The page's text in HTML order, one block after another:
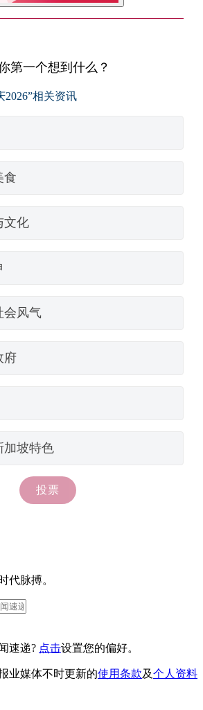
代脉搏。
速递? 点击设置您的偏好。
业媒体不时更新的使用条款及个人资料